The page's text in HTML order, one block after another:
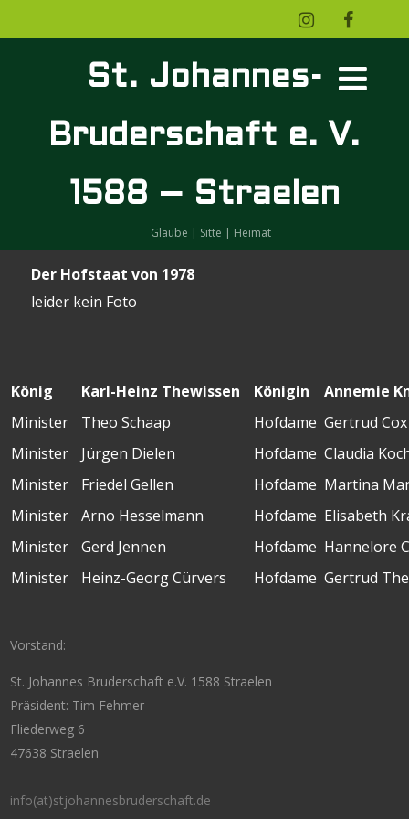
St. Johannes-
Bruderschaft e. V.
1588 – Straelen
Glaube | Sitte | Heimat
Der Hofstaat von 1978
leider kein Foto
König Karl-Heinz Thewissen Königin
Annemie
Minister
Theo Schaap Hofdame Gertrud Cox
Minister
Jürgen Dielen Hofdame Claudia
Minister
Friedel Gellen Hofdame Martina
Minister
Arno Hesselmann Hofdame Elisabeth
Minister
Gerd Jennen Hofdame Hannelore
Minister
Heinz-Georg Cürvers Hofdame Gertrud
Vorstand:
St. Johannes Bruderschaft e.V. 1588 Straelen
Präsident: Tim Fehmer
Fliederweg 6
47638 Straelen
info(at)stjohannesbruderschaft.de